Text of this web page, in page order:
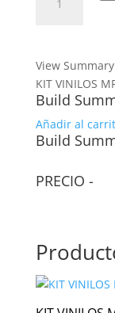
VINILOS
#01
cantidad
View Summary
KIT VINILOS
Build
Añadir al
Build
PRECIO -